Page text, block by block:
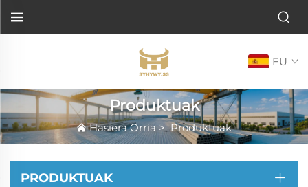
EU
Produktuak
Hasiera Orria >Produktuak
PRODUKTUAK